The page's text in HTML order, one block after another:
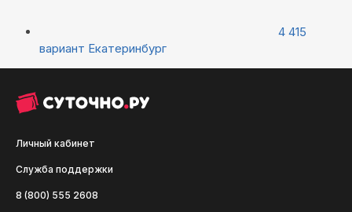
4 415
вариант Екатеринбург
Личный кабинет
Служба поддержки
8 (800) 555 2608